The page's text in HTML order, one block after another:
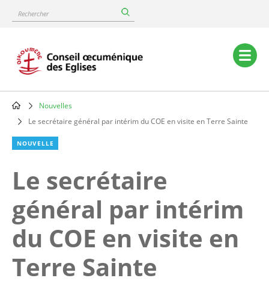
content
Rechercher
Main
navigation
Breadcrumb
Nouvelles
Le secrétaire général par intérim du COE en visite en Terre Sainte
NOUVELLE
Le secrétaire
général par intérim
du COE en visite en
Terre Sainte